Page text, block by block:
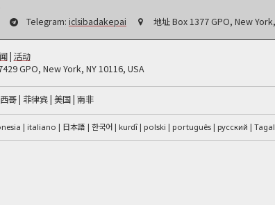
Telegram: iclsibadakepai 地址Box 1377 GPO, New
| 活动
GPO, New York, NY 10116, USA
哥 菲律宾 美国 南非
italiano 日本語 한국어 kurdî polski português русский